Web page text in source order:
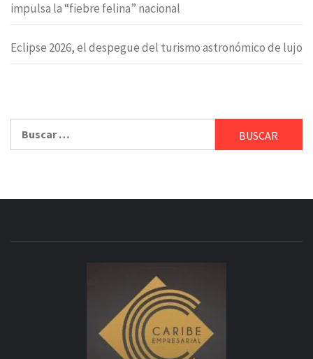
impulsa la “fiebre felina” nacional
Eclipse 2026, el despegue del turismo astronómico de lujo